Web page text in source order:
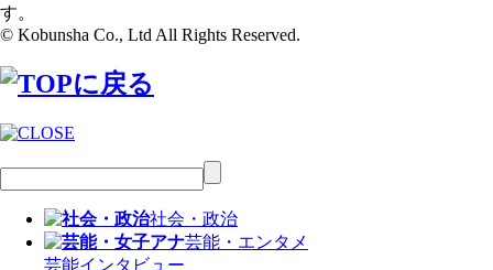
す。
© Kobunsha Co., Ltd All Rights Reserved.
社会・政治
芸能・エンタメ
芸能インタビュー